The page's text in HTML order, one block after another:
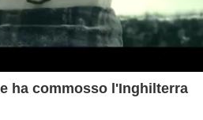
ha commosso l'Inghilterra